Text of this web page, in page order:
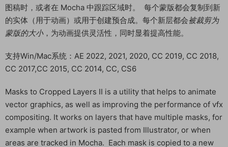
图稿时，或者在 Mocha 中跟踪区域时。 每个蒙版都会复制到新
的实体（用于动画）或用于创建预合成。每个新层都会被裁剪为
蒙版的大小，为动画提供灵活性，同时显着提高性能。
支持Win/Mac系统：AE 2022, 2021, 2020, CC 2019, CC 2018,
CC 2017,CC 2015, CC 2014, CC, CS6
Masks to Cropped Layers II is a utility that helps to animate
vector graphics, as well as improving the performance of vfx
compositing. It works on layers that have multiple masks, for
example when artwork is pasted from Illustrator, or when
areas are tracked in Mocha. Each mask is copied to a new